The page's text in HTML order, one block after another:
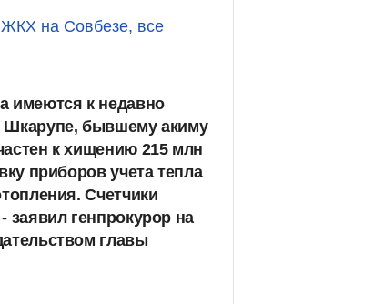
ЖКХ на Совбезе, все
имеются к недавно
Шкарупе, бывшему акиму
к хищению 215 млн
приборов учета тепла
Счетчики
заявил генпрокурор на
главы